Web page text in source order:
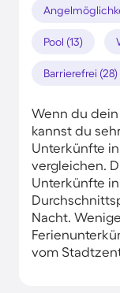
Pool (13)
Barrierefrei (28)
Wenn du
kannst du
Unterkünfte
vergleichen.
Unterkünfte
Nacht.
vom